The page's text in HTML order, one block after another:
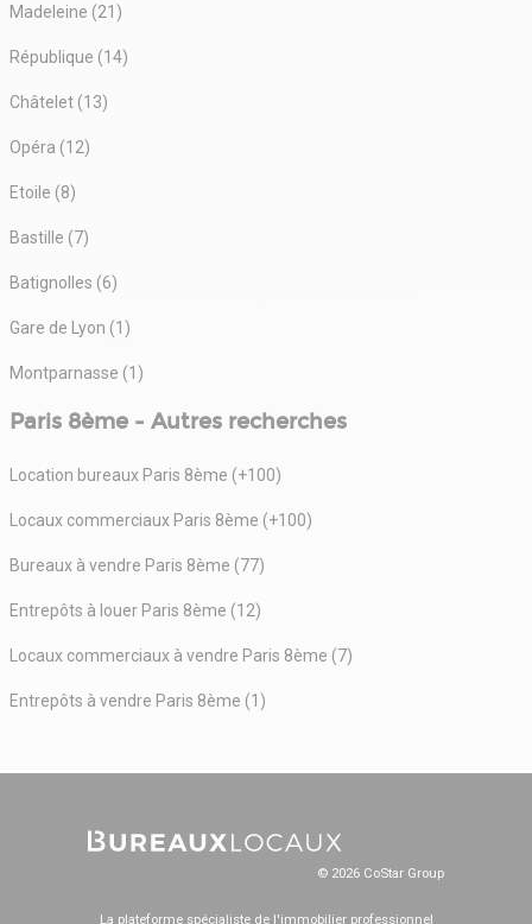
Madeleine (21)
République (14)
Châtelet (13)
Opéra (12)
Etoile (8)
Bastille (7)
Batignolles (6)
Gare de Lyon (1)
Montparnasse (1)
Paris 8ème - Autres recherches
Location bureaux Paris 8ème (+100)
Locaux commerciaux Paris 8ème (+100)
Bureaux à vendre Paris 8ème (77)
Entrepôts à louer Paris 8ème (12)
Locaux commerciaux à vendre Paris 8ème (7)
Entrepôts à vendre Paris 8ème (1)
© 2026 CoStar Group
La plateforme spécialiste de l'immobilier professionnel